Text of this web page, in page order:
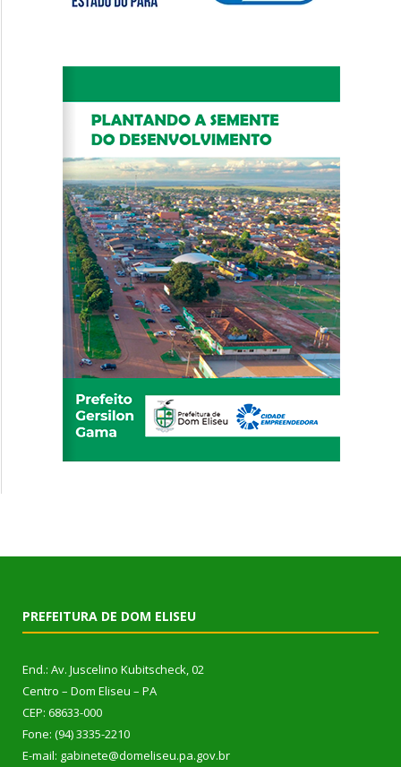
PREFEITURA DE DOM ELISEU
End.: Av. Juscelino Kubitscheck, 02
Centro – Dom Eliseu – PA
CEP: 68633-000
Fone: (94) 3335-2210
E-mail: gabinete@domeliseu.pa.gov.br